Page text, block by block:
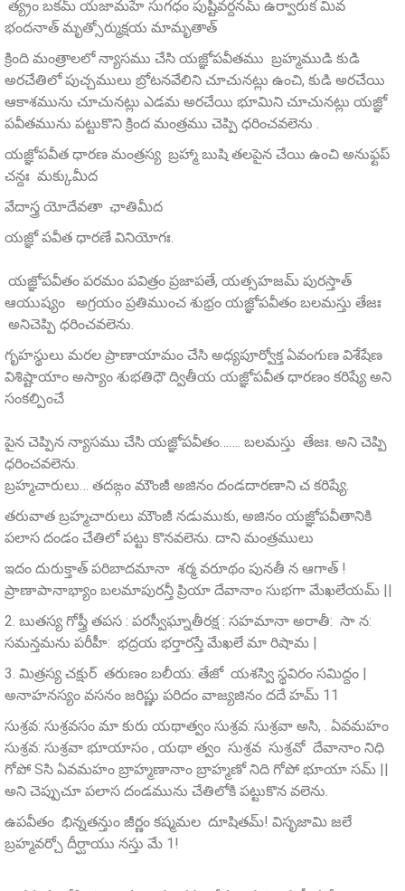
త్య్రం బకమ్‌ యజామహే సుగధం పుష్టివర్దనమ్‌ ఉర్వారుక మివ
భందనాత్‌ మృత్సోర్ముక్షయ మామృతాత్‌
క్రింది మంత్రాలలో న్యాసము చేసి యజ్ఞోపవీతము బ్రహ్మముడి కుడి
అరచేతిలో పుచ్చములు బ్రోటనవేలిని చూచునట్లు ఉంచి, కుడి అరచేయి
ఆకాశమును చూచునట్లు ఎడమ అరచేయి భూమిని చూచునట్లు యజ్ఞో
పవీతమును పట్టుకొని క్రింద మంత్రము చెప్పి ధరించవలెను .
యజ్ఞోపవీత ధారణ మంత్రస్య బ్రహ్మా బుషి తలపైన చేయి ఉంచి అనుఫ్టప్‌
చన్దః మక్కుమీద
వేదాస్త్ర యోదేవతా ఛాతిమీద
యజ్ఞో పవీత ధారణే వినియోగః.
యజ్ఞోపవీతం పరమం పవిత్రం ప్రజాపతే, యత్సహజమ్‌ పురస్తాత్
ఆయుష్యం అగ్రయం ప్రతిముంచ శుభ్రం యజ్ఞోపవీతం బలమస్తు తేజః
అనిచెప్పి ధరించవలెను.
గృహస్థులు మరల ప్రాణాయామం చేసి అధ్యపూర్వోక్త ఏవంగుణ విశేషేణ
విశిష్టాయాం అస్యాం శుభతిధౌ ద్వితీయ యజ్ఞోపవీత ధారణం కరిష్యే అని
సంకల్పించే
పైన చెప్పిన న్యాసము చేసి యజ్ఞోపవీతం……. బలమస్తు తేజః. అని చెప్పి
ధరించవలెను.
బ్రహ్మచారులు… తదఙ్గం మౌంజీ అజినం దండదారణాని చ కరిష్యే.
తరువాత బ్రహ్మచారులు మౌంజీ నడుముకు, అజినం యజ్ఞోపవీతానికి
పలాస దండం చేతిలో పట్టు కొనవలెను. దాని మంత్రములు
ఇదం దురుక్తాత్ పరిబాదమానా శర్మ వరూథం పునతీ న ఆగాత్ !
ప్రాణాపానాభ్యాం బలమాపురన్తీ ప్రియా దేవానాం సుభగా మేఖలేయమ్ ||
2. బుతస్య గోప్త్రీ తపస : పరస్వీఘ్నాతీరక్ష : సహమానా అరాతీ: సా న:
సమన్తమను పరీహీ: భద్రయ భర్తారస్తే మేఖలే మా రిషామ |
3. మిత్రస్య చక్షుర్ తరుణం బలీయ: తేజో యశస్వి స్థవిరం సమిద్దం |
అనాహనస్యం వసనం జరిష్ణు పరిదం వాజ్యజినం దదే హమ్ 11
సుశ్రవ: సుశ్రవసం మా కురు యథాత్వం సుశ్రవ: సుశ్రవా అసి, . ఏవమహం
సుశ్రవ: సుశ్రవా భూయాసం , యథా త్వం సుశ్రవ సుశ్రవో దేవానాం నిధి
గోపో Sసి ఏవమహం బ్రాహ్మణానాం బ్రాహ్మణో నిది గోపో భూయా సమ్ ||
అని చెప్పుచూ పలాస దండమును చేతిలోకి పట్టుకొన వలెను.
ఉపవీతం భిన్నతన్తుం జీర్ణం కష్మమల దూషితమ్! విసృజామి జలే
బ్రహ్మవర్చో దీర్ఘాయు నస్తు మే 1!